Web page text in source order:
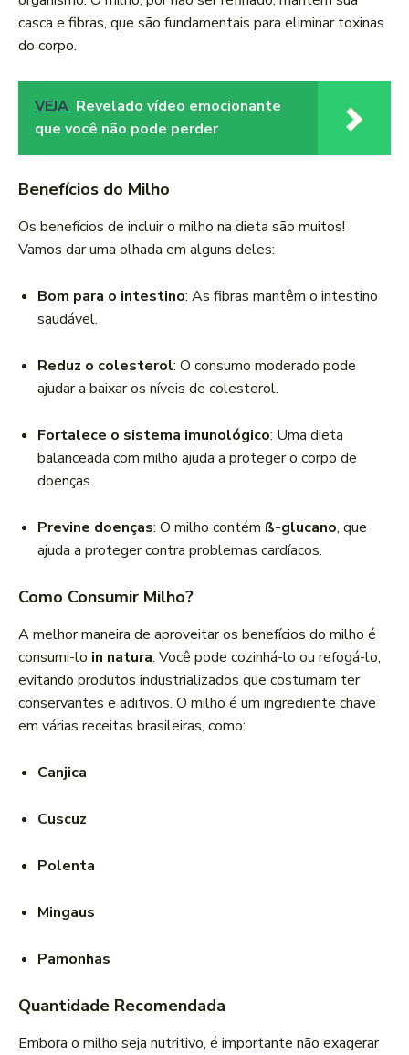
casca e fibras, que são fundamentais para eliminar toxinas
do corpo.
VEJA Revelado vídeo emocionante
que você não pode perder
Benefícios do Milho
Os benefícios de incluir o milho na dieta são muitos!
Vamos dar uma olhada em alguns deles:
Bom para o intestino: As fibras mantêm o intestino
saudável.
Reduz o colesterol: O consumo moderado pode
ajudar a baixar os níveis de colesterol.
Fortalece o sistema imunológico: Uma dieta
balanceada com milho ajuda a proteger o corpo de
doenças.
Previne doenças: O milho contém ß-glucano, que
ajuda a proteger contra problemas cardíacos.
Como Consumir Milho?
A melhor maneira de aproveitar os benefícios do milho é
consumi-lo in natura. Você pode cozinhá-lo ou refogá-lo,
evitando produtos industrializados que costumam ter
conservantes e aditivos. O milho é um ingrediente chave
em várias receitas brasileiras, como:
Canjica
Cuscuz
Polenta
Mingaus
Pamonhas
Quantidade Recomendada
Embora o milho seja nutritivo, é importante não exagerar